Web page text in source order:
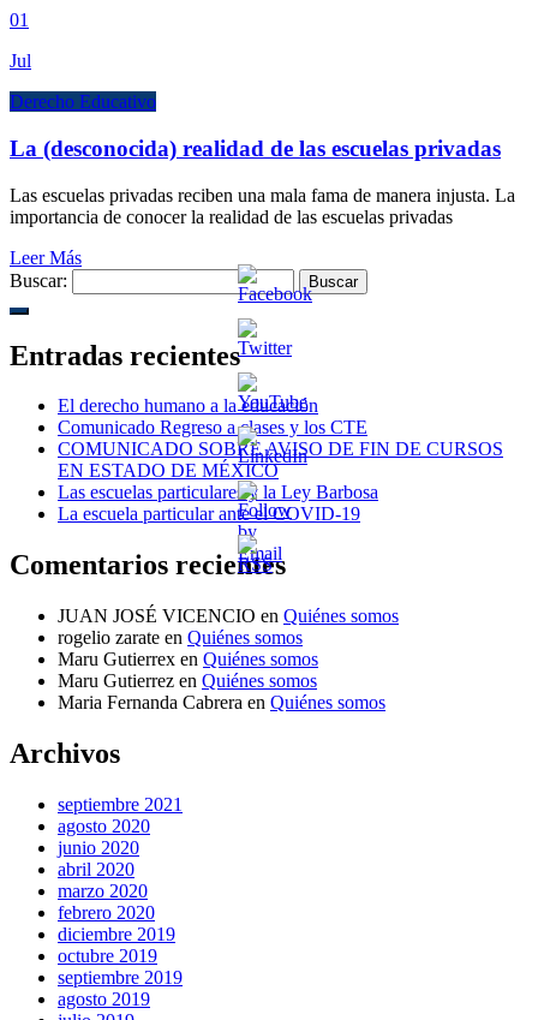
01
Jul
Derecho Educativo
La (desconocida) realidad de las escuelas privadas
Las escuelas privadas reciben una mala fama de manera injusta. La
importancia de conocer la realidad de las escuelas privadas
Leer Más
Buscar:
Entradas recientes
El derecho humano a la educación
Comunicado Regreso a clases y los CTE
COMUNICADO SOBRE AVISO DE FIN DE CURSOS
EN ESTADO DE MÉXICO
Las escuelas particulares y la Ley Barbosa
La escuela particular ante el COVID-19
Comentarios recientes
JUAN JOSÉ VICENCIO en Quiénes somos
rogelio zarate en Quiénes somos
Maru Gutierrex en Quiénes somos
Maru Gutierrez en Quiénes somos
Maria Fernanda Cabrera en Quiénes somos
Archivos
septiembre 2021
agosto 2020
junio 2020
abril 2020
marzo 2020
febrero 2020
diciembre 2019
octubre 2019
septiembre 2019
agosto 2019